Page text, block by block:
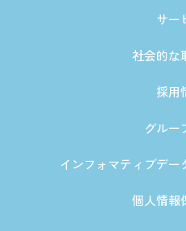
サー
社会的な
採用
グルー
インフォマティブデ
個人情報